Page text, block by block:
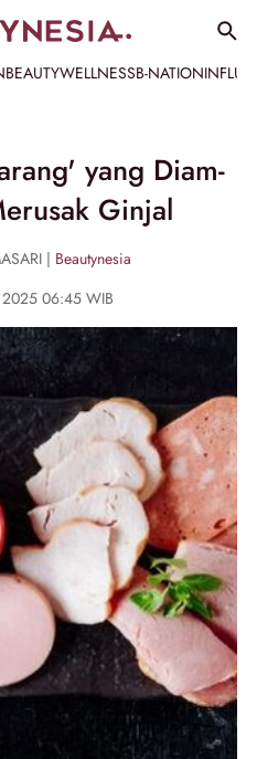
BEAUTYWELLNESSB-NATION
yang Diam-
Ginjal
| Beautynesia
2025 06:45 WIB